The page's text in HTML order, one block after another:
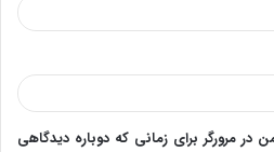
در مرورگر برای زمانی که دوباره دیدگاهی